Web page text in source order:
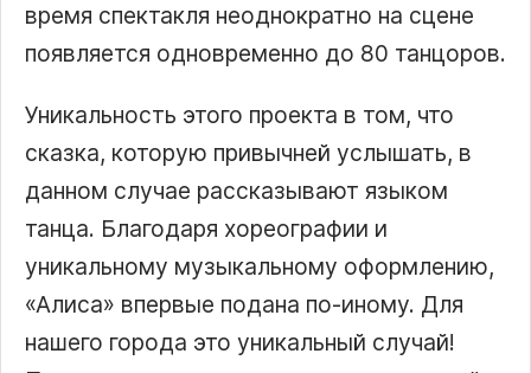
время спектакля неоднократно на сцене
появляется одновременно до 80 танцоров.
Уникальность этого проекта в том, что
сказка, которую привычней услышать, в
данном случае рассказывают языком
танца. Благодаря хореографии и
уникальному музыкальному оформлению,
«Алиса» впервые подана по-иному. Для
нашего города это уникальный случай!